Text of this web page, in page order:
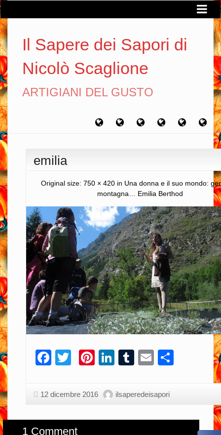
Il Sapere dei Sapori di
Nicolò Scaglione
ARTIGIANI DEL GUSTO
Home Chi
ArtigianiViaggi Filosofia
emilia
Original size: 750 × 420in Una donna e il suo mondo:
montagna… Emilia Berthod
Facebook
TwitterPinterest
LinkedIn
Tumblr
Email
12 dicembre 2016 ilsaperedeisapori
1 Comment